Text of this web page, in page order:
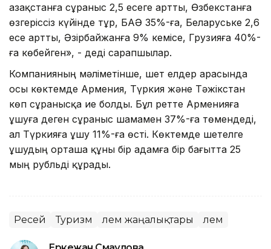
Қазақстанға сұраныс 2,5 есеге артты, Өзбекстанға
өзгеріссіз күйінде тұр, БАӘ 35%-ға, Беларуське 2,6
есе артты, Әзірбайжанға 9% кемісе, Грузияға 40%-
ға көбейген», - деді сарапшылар.
Компанияның мәліметінше, шет елдер арасында
осы көктемде Армения, Түркия және Тәжікстан
көп сұранысқа ие болды. Бұл ретте Арменияға
ұшуға деген сұраныс шамамен 37%-ға төмендеді,
ал Түркияға ұшу 11%-ға өсті. Көктемде шетелге
ұшудың орташа құны бір адамға бір бағытта 25
мың рубльді құрады.
Ресей Туризм Әлем жаңалықтары Әлем